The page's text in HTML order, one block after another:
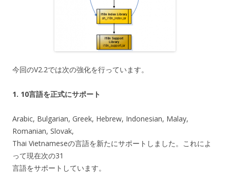
今回のV2.2では次の強化を行っています。
1. 10言語を正式にサポート
Arabic, Bulgarian, Greek, Hebrew, Indonesian, Malay,
Romanian, Slovak,
Thai Vietnameseの言語を新たにサポートしました。これによ
って現在次の31
言語をサポートしています。